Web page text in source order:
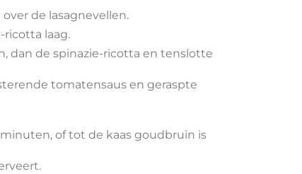
de lasagnevellen.
ricotta laag.
dan de spinazie-ricotta en tenslotte
tomatensaus en geraspte
of tot de kaas goudbruin is